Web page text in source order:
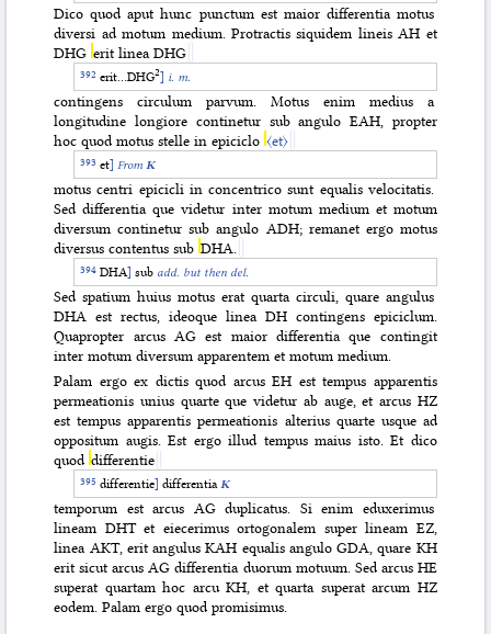
Dico quod aput hunc punctum est maior differentia motus
diversi ad motum medium. Protractis siquidem lineis AH et
DHG erit linea DHG
erit…DHG‌2] i. m.
contingens circulum parvum. Motus enim medius a
longitudine longiore continetur sub angulo EAH, propter
hoc quod motus stelle in epiciclo 〈et〉
et] From K
motus centri epicicli in concentrico sunt equalis velocitatis.
Sed differentia que videtur inter motum medium et motum
diversum continetur sub angulo ADH; remanet ergo motus
diversus contentus sub DHA.
DHA] sub add. but then del.
Sed spatium huius motus erat quarta circuli, quare angulus
DHA est rectus, ideoque linea DH contingens epiciclum.
Quapropter arcus AG est maior differentia que contingit
inter motum diversum apparentem et motum medium.
Palam ergo ex dictis quod arcus EH est tempus apparentis
permeationis unius quarte que videtur ab auge, et arcus HZ
est tempus apparentispermeationis alterius quarte usque ad
oppositum augis. Est ergo illud tempus maius isto. Et dico
quod differentie
differentie] differentiaK
temporum est arcus AG duplicatus. Si enim eduxerimus
lineam DHT et eiecerimus ortogonalem super lineam EZ,
linea AKT, erit angulus KAH equalis angulo GDA, quare KH
erit sicut arcus AG differentia duorum motuum. Sed arcus HE
superat quartam hoc arcu KH, et quarta superat arcum HZ
eodem. Palam ergo quod promisimus.